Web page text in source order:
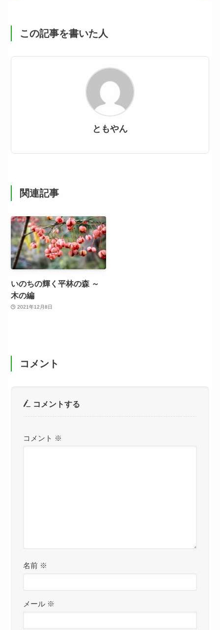
この記事を書いた人
ともやん
関連記事
いのちの輝く平林の森 ～
木の編
2021年12月8日
コメント
コメントする
コメント ※
名前 ※
メール ※